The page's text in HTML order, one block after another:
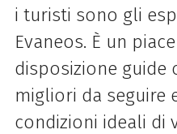
i turisti sono gli
Evaneos. È un
disposizione guide
migliori da seguire
condizioni ideali di